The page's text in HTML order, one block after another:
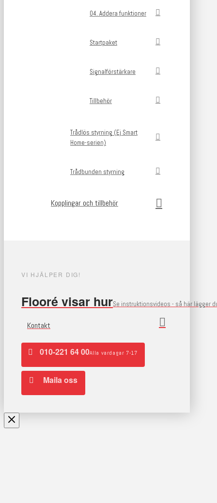
04. Addera funktioner
Startpaket
Signalförstärkare
Tillbehör
Trådlös styrning (Ej Smart
Home-serien)
Trådbunden styrning
Kopplingar och tillbehör
VI HJÄLPER DIG!
Flooré visar hurSe instruktionsvideos - så här lägger
Kontakt
010-221 64 00Alla vardagar 7-17
Maila oss